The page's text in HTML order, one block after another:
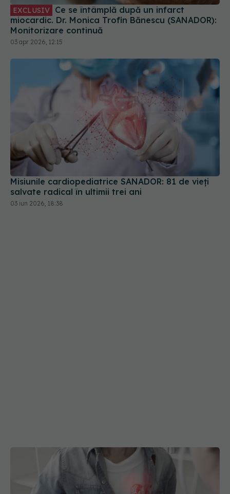
03 apr 2026, 12:15
Misiunile cardiopediatrice SANADOR: 81 de vieți
salvate radical în ultimii trei ani
03 iun 2026, 18:38